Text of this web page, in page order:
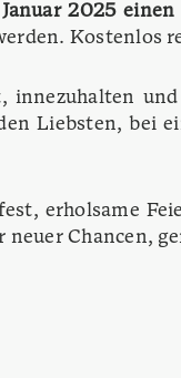
2025
Liebsten, bei
erholsame
Chancen,